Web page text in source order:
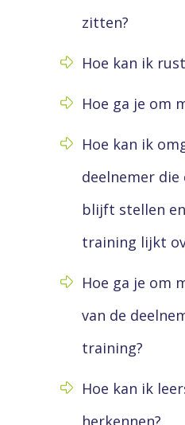
zitten?
Hoe kan ik
Hoe ga je om
Hoe kan ik
deelnemer
blijft stellen
training lijkt
Hoe ga je om
van de
training?
Hoe kan ik
herkennen?